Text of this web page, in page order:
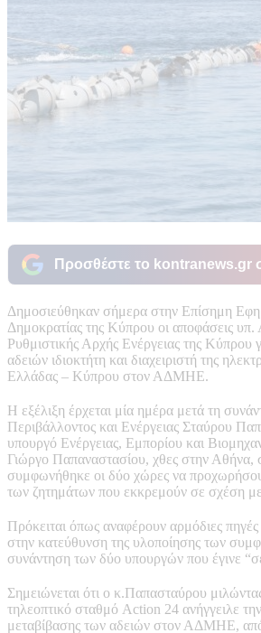
Προσθέστε το kontranews.gr
Δημοσιεύθηκαν σήμερα στην Επίσημη
Δημοκρατίας της Κύπρου οι αποφάσεις υπ.
Ρυθμιστικής Αρχής Ενέργειας της Κύπρου
αδειών ιδιοκτήτη και διαχειριστή της
Ελλάδας – Κύπρου στον ΑΔΜΗΕ.
Η εξέλιξη έρχεται μία ημέρα μετά τη
Περιβάλλοντος και Ενέργειας Σταύρου
υπουργό Ενέργειας, Εμπορίου και
Γιώργο Παπαναστασίου, χθες στην Αθήνα,
συμφωνήθηκε οι δύο χώρες να
των ζητημάτων που εκκρεμούν σε σχέση
Πρόκειται όπως αναφέρουν αρμόδιες
στην κατεύθυνση της υλοποίησης των
συνάντηση των δύο υπουργών που έγινε
Σημειώνεται ότι ο κ.Παπασταύρου
τηλεοπτικό σταθμό Action 24 ανήγγειλε
μεταβίβασης των αδειών στον ΑΔΜΗΕ,